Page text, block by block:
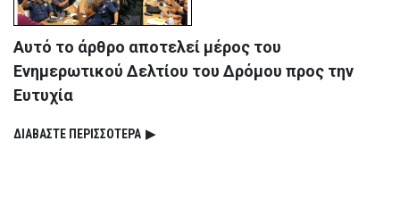
Αυτό το άρθρο αποτελεί μέρος του
Ενημερωτικού Δελτίου του Δρόμου προς την
Ευτυχία
ΔΙΑΒΑΣΤΕ ΠΕΡΙΣΣΟΤΕΡΑ ▶